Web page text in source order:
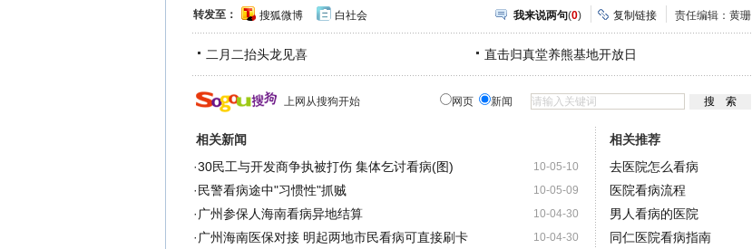
转发至： 搜狐微博 白社会 我来说两句(0) 复制链接 责任编辑：黄珊
二月二抬头龙见喜 直击归真堂养熊基地开放日
上网从搜狗开始 网页 新闻
相关新闻
10-05-10
·30民工与开发商争执被打伤 集体乞讨看病(图)
10-05-09
· 民警看病途中"习惯性"抓贼
10-04-30
· 广州参保人海南看病异地结算
10-04-30
· 广州海南医保对接 明起两地市民看病可直接刷卡
相关推荐
去医院怎么看病
医院看病流程
男人看病的医院
同仁医院看病指南